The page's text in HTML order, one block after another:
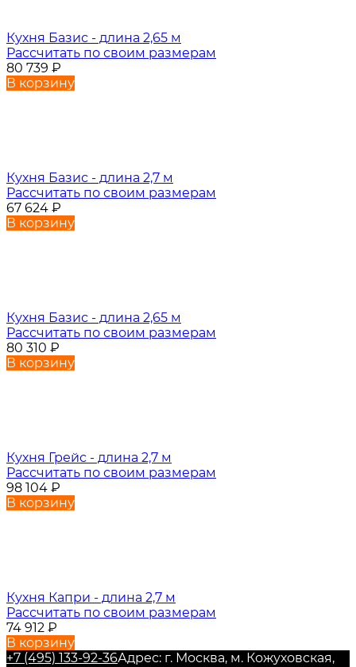
Кухня Базис - длина 2,65 м
Рассчитать по своим размерам
80 739 ₽
В корзину
Кухня Базис - длина 2,7 м
Рассчитать по своим размерам
67 624 ₽
В корзину
Кухня Базис - длина 2,65 м
Рассчитать по своим размерам
80 310 ₽
В корзину
Кухня Грейс - длина 2,7 м
Рассчитать по своим размерам
98 104 ₽
В корзину
Кухня Капри - длина 2,7 м
Рассчитать по своим размерам
74 912 ₽
В корзину
+7 (495) 133-92-36Адрес: г. Москва, м. Кожуховская,